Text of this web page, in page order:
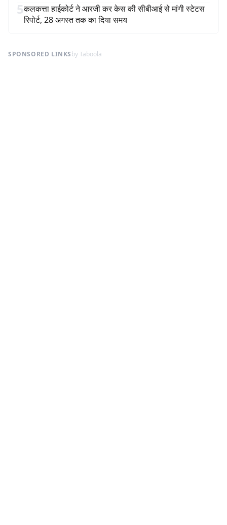
5कलकत्ता हाईकोर्ट ने आरजी कर केस की सीबीआई से मांगी स्टेटस
रिपोर्ट, 28 अगस्त तक का दिया समय
SPONSORED LINKSby Taboola